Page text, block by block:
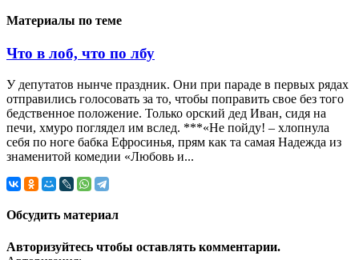
Материалы по теме
Что в лоб, что по лбу
У депутатов нынче праздник. Они при параде в первых рядах
отправились голосовать за то, чтобы поправить свое без того
бедственное положение. Только орский дед Иван, сидя на
печи, хмуро поглядел им вслед. ***«Не пойду! – хлопнула
себя по ноге бабка Ефросинья, прям как та самая Надежда из
знаменитой комедии «Любовь и...
Обсудить материал
Авторизуйтесь чтобы оставлять комментарии.